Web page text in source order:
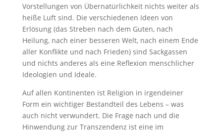
Vorstellungen von Übernatürlichkeit nichts weiter als
heiße Luft sind. Die verschiedenen Ideen von
Erlösung (das Streben nach dem Guten, nach
Heilung, nach einer besseren Welt, nach einem Ende
aller Konflikte und nach Frieden) sind Sackgassen
und nichts anderes als eine Reflexion menschlicher
Ideologien und Ideale.
Auf allen Kontinenten ist Religion in irgendeiner
Form ein wichtiger Bestandteil des Lebens – was
auch nicht verwundert. Die Frage nach und die
Hinwendung zur Transzendenz ist eine im